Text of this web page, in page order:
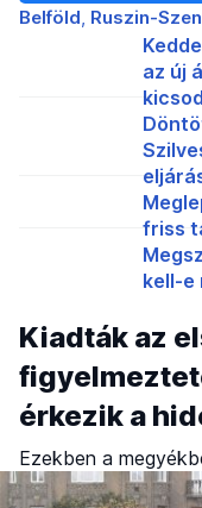
Belföld Ruszin-
az új
friss
kell-e
Kiadták az
érkezik a
Ezekben a